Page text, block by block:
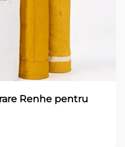
Renhe pentru